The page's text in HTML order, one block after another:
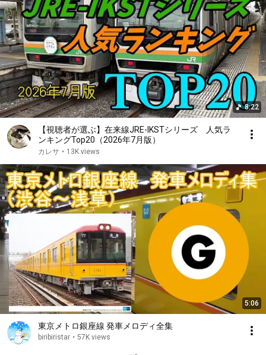
8:22
【視聴者が選ぶ】在来線JRE-IKSTシリーズ 人気ラ
ンキングTop20（2026年7月版）
カレサ • 13K views
5:06
東京メトロ銀座線 発車メロディ全集
biribiristar • 57K views